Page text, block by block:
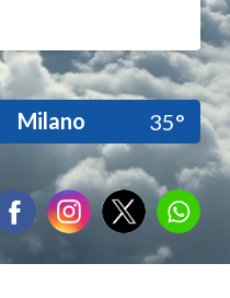
Milano 35°